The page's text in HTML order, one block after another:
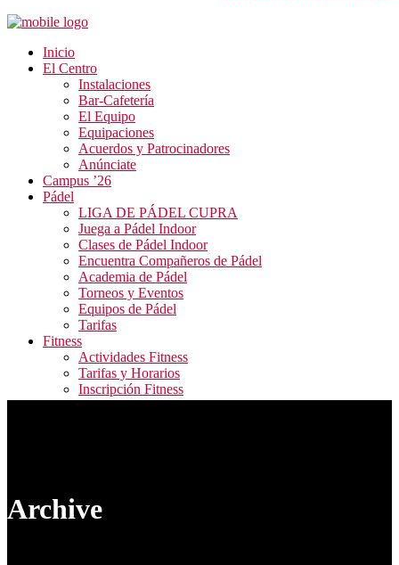
Inicio
El Centro
Instalaciones
Bar-Cafetería
El Equipo
Equipaciones
Acuerdos y Patrocinadores
Anúnciate
Campus ’26
Pádel
LIGA DE PÁDEL CUPRA
Juega a Pádel Indoor
Clases de Pádel Indoor
Encuentra Compañeros de Pádel
Academia de Pádel
Torneos y Eventos
Equipos de Pádel
Tarifas
Fitness
Actividades Fitness
Tarifas y Horarios
Inscripción Fitness
Blog
Archive